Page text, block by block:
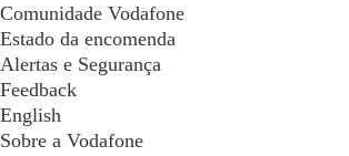
Comunidade Vodafone
Estado da encomenda
Alertas e Segurança
Feedback
English
Sobre a Vodafone